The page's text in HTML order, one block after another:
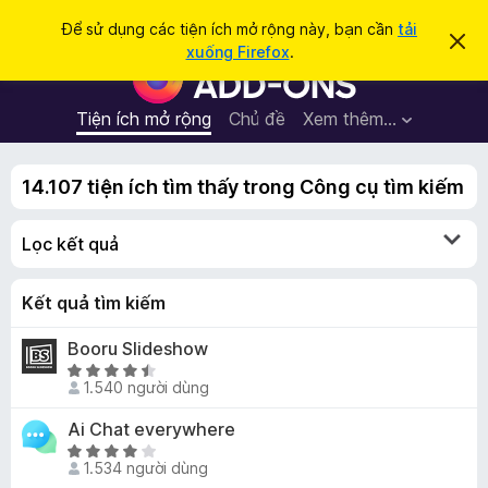
Để sử dụng các tiện ích mở rộng này, bạn cần tải
xuống Firefox.
B
h
n
g
á
o
T
i
ệ
n
c
Tiện ích mở rộng Chủ đề Xem thêm…
Đăng nhập
m
m14.107 tiện ích tìm thấy trong Công cụ tìm kiếm
Lọc kết quả
Kết quả tìm kiếm
Booru Slideshow
X
ế
p
h
ạ
1.540 người dùng
Ai Chat everywhere
X
ế 1.534 người dùng